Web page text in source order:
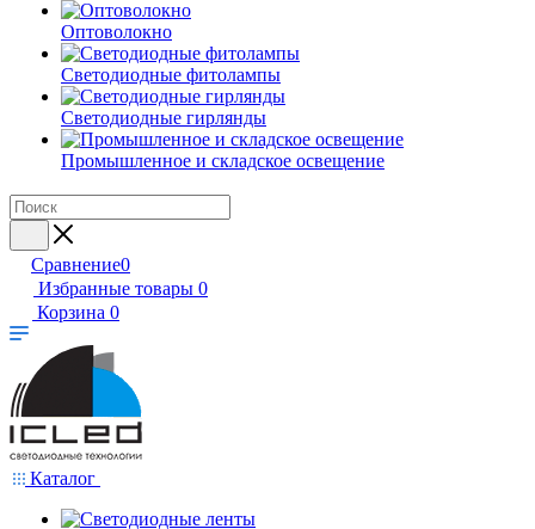
Оптоволокно
Светодиодные фитолампы
Светодиодные гирлянды
Промышленное и складское освещение
Сравнение0
Избранные товары 0
Корзина 0
Каталог